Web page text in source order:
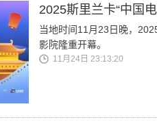
2025斯里兰卡“中国
当地时间11月23日晚，
影院隆重开幕。
11月24日 23:13:20